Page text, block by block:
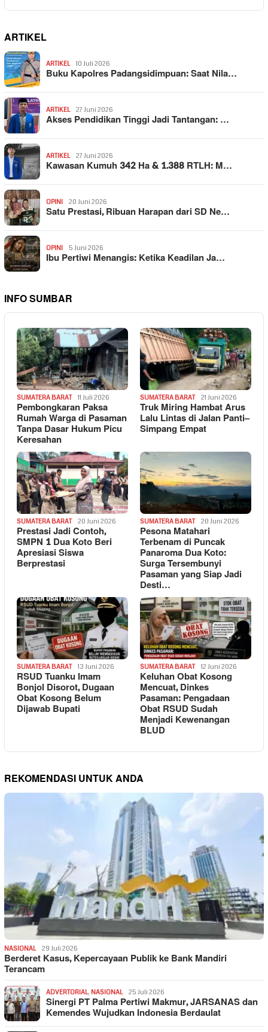
ARTIKEL
ARTIKEL 10 Juli 2026
Buku Kapolres Padangsidimpuan: Saat Nila…
ARTIKEL 27 Juni 2026
Akses Pendidikan Tinggi Jadi Tantangan: …
ARTIKEL 27 Juni 2026
Kawasan Kumuh 342 Ha & 1.388 RTLH: M…
OPINI 20 Juni 2026
Satu Prestasi, Ribuan Harapan dari SD Ne…
OPINI 5 Juni 2026
Ibu Pertiwi Menangis: Ketika Keadilan Ja…
INFO SUMBAR
SUMATERA BARAT 11 Juli 2026
Pembongkaran Paksa
Rumah Warga di Pasaman
Tanpa Dasar Hukum Picu
Keresahan
SUMATERA BARAT 21 Juni 2026
Truk Miring Hambat Arus
Lalu Lintas di Jalan Panti–
Simpang Empat
SUMATERA BARAT 20 Juni 2026
Prestasi Jadi Contoh,
SMPN 1 Dua Koto Beri
Apresiasi Siswa
Berprestasi
SUMATERA BARAT 20 Juni 2026
Pesona Matahari
Terbenam di Puncak
Panaroma Dua Koto:
Surga Tersembunyi
Pasaman yang Siap Jadi
Desti…
SUMATERA BARAT 13 Juni 2026
RSUD Tuanku Imam
Bonjol Disorot, Dugaan
Obat Kosong Belum
Dijawab Bupati
SUMATERA BARAT 12 Juni 2026
Keluhan Obat Kosong
Mencuat, Dinkes
Pasaman: Pengadaan
Obat RSUD Sudah
Menjadi Kewenangan
BLUD
REKOMENDASI UNTUK ANDA
NASIONAL 29 Juli 2026
Berderet Kasus, Kepercayaan Publik ke Bank Mandiri
Terancam
ADVERTORIAL, NASIONAL 25 Juli 2026
Sinergi PT Palma Pertiwi Makmur, JARSANAS dan
Kemendes Wujudkan Indonesia Berdaulat